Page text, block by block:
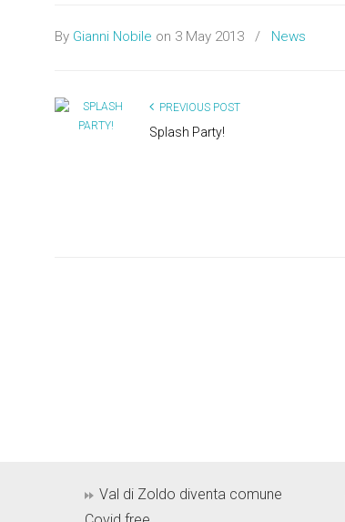
By Gianni Nobile on 3 May 2013 / News
PREVIOUS POST
Splash Party!
Val di Zoldo diventa comune